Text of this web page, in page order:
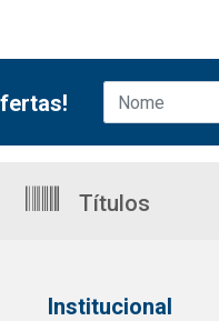
Títulos
Institucional